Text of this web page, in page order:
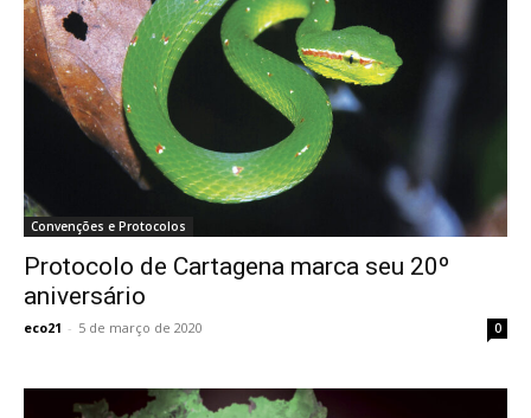
Convenções e Protocolos
Protocolo de Cartagena marca seu 20º
aniversário
eco21 - 5 de março de 2020 0